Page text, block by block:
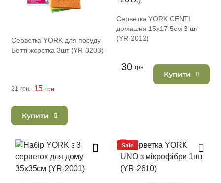
Серветка YORK для посуду
Бетті жорстка 3шт (YR-3203)
21 грн 15 грн
Купити
Серветка YORK CENTI
домашня 15х17.5см 3 шт
(YR-2012)
30 грн
Купити
Sale